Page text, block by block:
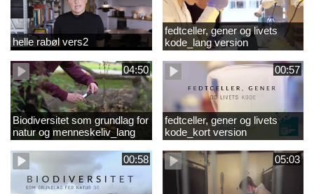
helle rabøl vers2
fedtceller, gener og livets
kode_lang version
04:50
Biodiversitet som grundlag for
natur og menneskeliv_lang
version
00:57
fedtceller, gener og livets
kode_kort version
00:58 05:03